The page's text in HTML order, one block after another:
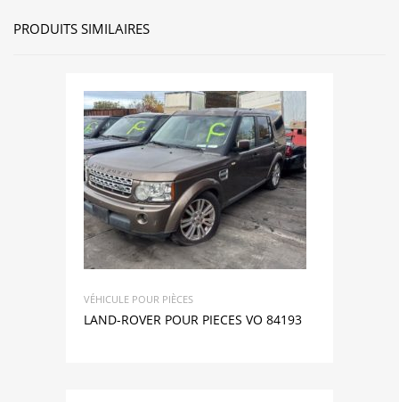
PRODUITS SIMILAIRES
VÉHICULE POUR PIÈCES
LAND-ROVER POUR PIECES VO 84193